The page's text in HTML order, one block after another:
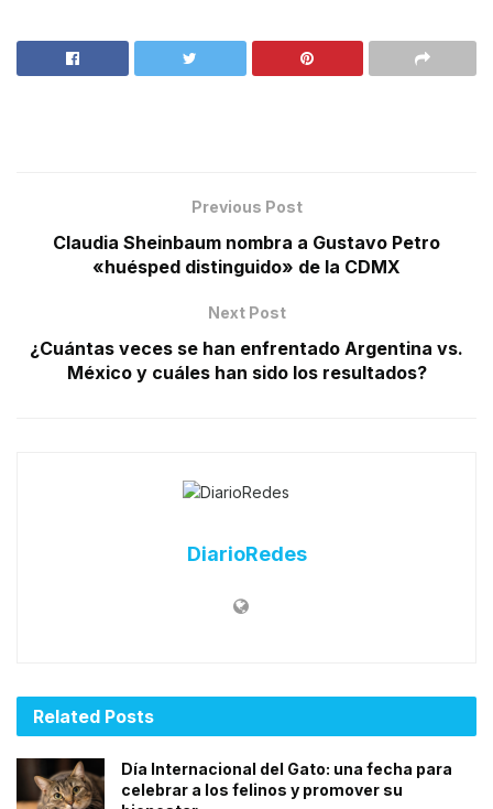
Previous Post
Claudia Sheinbaum nombra a Gustavo Petro
«huésped distinguido» de la CDMX
Next Post
¿Cuántas veces se han enfrentado Argentina vs.
México y cuáles han sido los resultados?
DiarioRedes
Related Posts
Día Internacional del Gato: una fecha para
celebrar a los felinos y promover su